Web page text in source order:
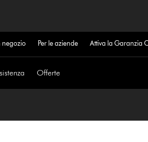
negozio Per le aziende Attiva la Garanzia
Offerte